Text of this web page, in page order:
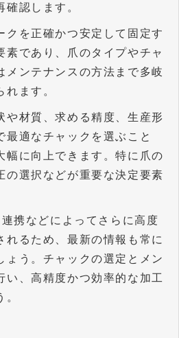
確認します。
クを正確かつ安定して固定す
素であり、爪のタイプやチャ
メンテナンスの方法まで多岐
れます。
や材質、求める精度、生産形
最適なチャックを選ぶこと
幅に向上できます。特に爪の
の選択などが重要な決定要素
携などによってさらに高度
れるため、最新の情報も常に
ょう。チャックの選定とメン
い、高精度かつ効率的な加工